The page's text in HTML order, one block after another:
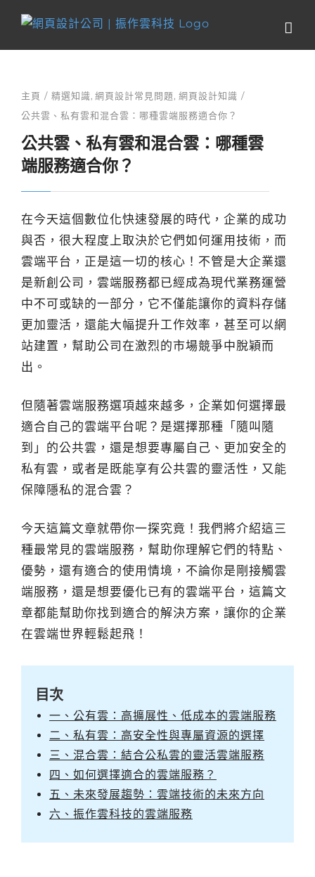
content
主頁 精選知識 網頁設計常見問題 網頁設計知識
公共雲、私有雲和混合雲：哪種雲端服務適合你？
公共雲、私有雲和混合雲：哪種雲
端服務適合你？
在今天這個數位化快速發展的時代，企業的成功
與否，很大程度上取決於它們如何運用技術，而
雲端平台，正是這一切的核心！不管是大企業還
是新創公司，雲端服務都已經成為現代業務運營
中不可或缺的一部分，它不僅能讓你的資料存儲
更加靈活，還能大幅提升工作效率，甚至可以網
站建置，幫助公司在激烈的市場競爭中脫穎而
出。
但隨著雲端服務選項越來越多，企業如何選擇最
適合自己的雲端平台呢？是選擇那種「隨叫隨
到」的公共雲，還是想要專屬自己、更加安全的
私有雲，或者是既能享有公共雲的靈活性，又能
保障隱私的混合雲？
今天這篇文章就帶你一探究竟！我們將介紹這三
種最常見的雲端服務，幫助你理解它們的特點、
優勢，還有適合的使用情境，不論你是剛接觸雲
端服務，還是想要優化已有的雲端平台，這篇文
章都能幫助你找到適合的解決方案，讓你的企業
在雲端世界輕鬆起飛！
目次
一、公有雲：高擴展性、低成本的雲端服務
二、私有雲：高安全性與專屬資源的選擇
三、混合雲：結合公私雲的靈活雲端服務
四、如何選擇適合的雲端服務？
五、未來發展趨勢：雲端技術的未來方向
六、振作雲科技的雲端服務